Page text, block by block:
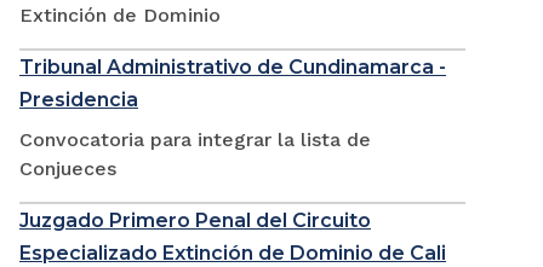
Extinción de Dominio
Tribunal Administrativo de Cundinamarca -
Presidencia
Convocatoria para integrar la lista de
Conjueces
Juzgado Primero Penal del Circuito
Especializado Extinción de Dominio de Cali